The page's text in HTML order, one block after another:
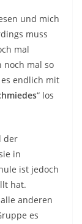
und mich
muss
mal
noch mal so
endlich mit
“ los
der
in
ist jedoch
hat.
anderen
es